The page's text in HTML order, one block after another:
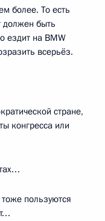
более. То есть
должен быть
ездит на BMW
всерьёз.
стране,
конгресса или
пользуются